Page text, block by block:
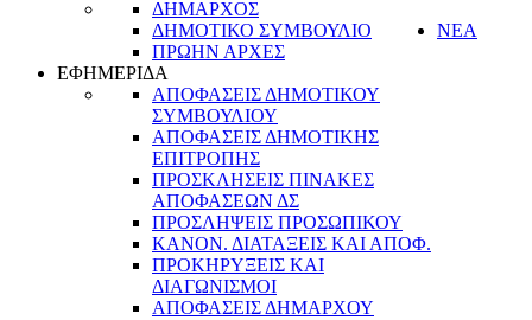
ΔΗΜΑΡΧΟΣ
ΔΗΜΟΤΙΚΟ ΣΥΜΒΟΥΛΙΟ
ΠΡΩΗΝ ΑΡΧΕΣ
ΝΕΑ
ΕΦΗΜΕΡΙΔΑ
ΑΠΟΦΑΣΕΙΣ ΔΗΜΟΤΙΚΟΥ
ΣΥΜΒΟΥΛΙΟΥ
ΑΠΟΦΑΣΕΙΣ ΔΗΜΟΤΙΚΗΣ
ΕΠΙΤΡΟΠΗΣ
ΠΡΟΣΚΛΗΣΕΙΣ ΠΙΝΑΚΕΣ
ΑΠΟΦΑΣΕΩΝ ΔΣ
ΠΡΟΣΛΗΨΕΙΣ ΠΡΟΣΩΠΙΚΟΥ
ΚΑΝΟΝ. ΔΙΑΤΑΞΕΙΣ ΚΑΙ ΑΠΟΦ.
ΠΡΟΚΗΡΥΞΕΙΣ ΚΑΙ
ΔΙΑΓΩΝΙΣΜΟΙ
ΑΠΟΦΑΣΕΙΣ ΔΗΜΑΡΧΟΥ